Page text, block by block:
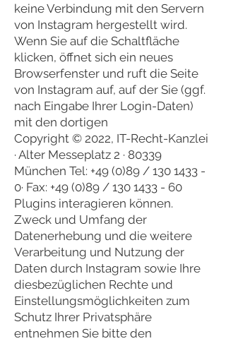
keine Verbindung mit den Servern
von Instagram hergestellt wird.
Wenn Sie auf die Schaltfläche
klicken, öffnet sich ein neues
Browserfenster und ruft die Seite
von Instagram auf, auf der Sie (ggf.
nach Eingabe Ihrer Login-Daten)
mit den dortigen
Copyright © 2022, IT-Recht-Kanzlei
· Alter Messeplatz 2 · 80339
München Tel: +49 (0)89 / 130 1433 -
0· Fax: +49 (0)89 / 130 1433 - 60
Plugins interagieren können.
Zweck und Umfang der
Datenerhebung und die weitere
Verarbeitung und Nutzung der
Daten durch Instagram sowie Ihre
diesbezüglichen Rechte und
Einstellungsmöglichkeiten zum
Schutz Ihrer Privatsphäre
entnehmen Sie bitte den